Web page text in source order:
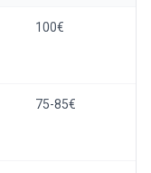
100€
75-85€